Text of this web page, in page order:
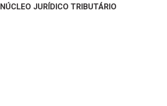
NÚCLEO JURÍDICO TRIBUTÁRIO